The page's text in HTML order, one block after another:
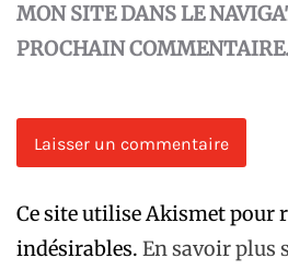
MON SITE DANS LE
PROCHAIN
Ce site utilise Akismet pour
indésirables. En savoir plus